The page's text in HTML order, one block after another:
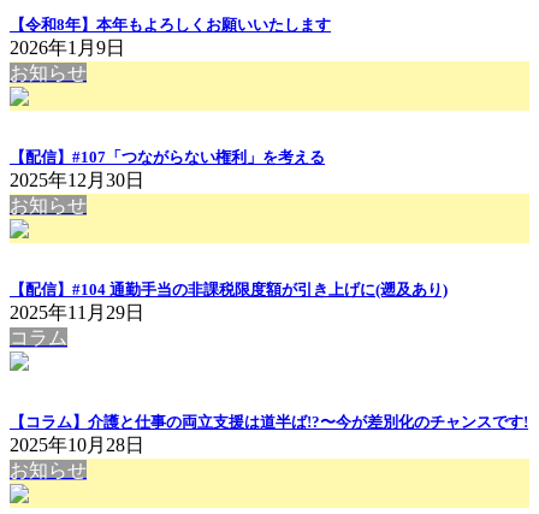
【令和8年】本年もよろしくお願いいたします
2026年1月9日
お知らせ
【配信】#107「つながらない権利」を考える
2025年12月30日
お知らせ
【配信】#104 通勤手当の非課税限度額が引き上げに(遡及あり)
2025年11月29日
コラム
【コラム】介護と仕事の両立支援は道半ば!?〜今が差別化のチャンスです!
2025年10月28日
お知らせ